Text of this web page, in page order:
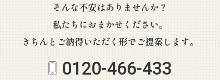
そんな不安はありませんか？
私たちにおまかせください。
きちんとご納得いただく形でご提案します。
0120-466-433